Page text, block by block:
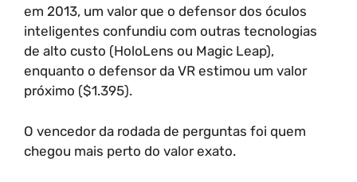
em 2013, um valor que o defensor dos óculos
inteligentes confundiu com outras tecnologias
de alto custo (HoloLens ou Magic Leap),
enquanto o defensor da VR estimou um valor
próximo ($1.395).
O vencedor da rodada de perguntas foi quem
chegou mais perto do valor exato.